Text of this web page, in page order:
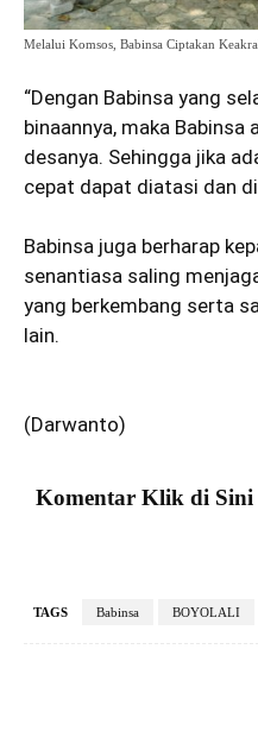
Melalui Komsos, Babinsa Ciptakan
“Dengan Babinsa yang
binaannya, maka Babinsa
desanya. Sehingga jika
cepat dapat diatasi dan
Babinsa juga berharap
senantiasa saling
yang berkembang serta
lain.
(Darwanto)
Komentar Klik di Sini
TAGS Babinsa BOYOLALI